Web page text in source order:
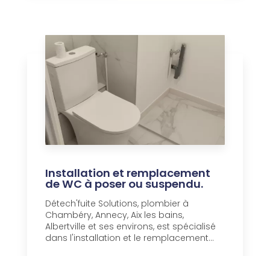
Installation et remplacement
de WC à poser ou suspendu.
Détech'fuite Solutions, plombier à
Chambéry, Annecy, Aix les bains,
Albertville et ses environs, est spécialisé
dans l'installation et le remplacement...